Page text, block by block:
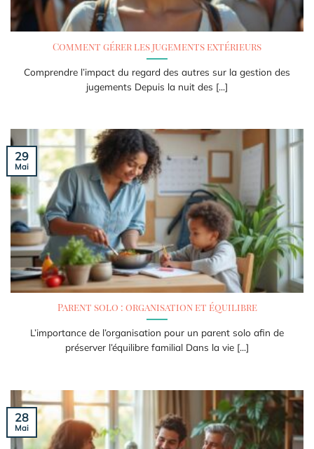
Comment gérer les jugements extérieurs
Comprendre l’impact du regard des autres sur la gestion des
jugements Depuis la nuit des [...]
Parent solo : organisation et équilibre
L’importance de l’organisation pour un parent solo afin de
préserver l’équilibre familial Dans la vie [...]
29
Mai
28
Mai